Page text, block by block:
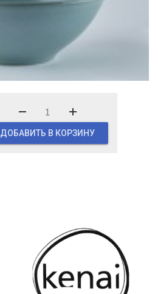
ДОБАВИТЬ В КОРЗИНУ